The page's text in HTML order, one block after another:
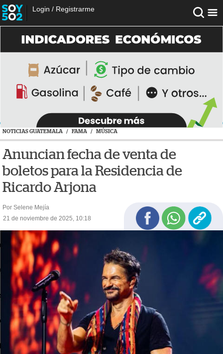
Login / Registrarme
NOTICIAS GUATEMALA / FAMA / MÚSICA
Anuncian fecha de venta de
boletos para la Residencia de
Ricardo Arjona
Por Selene Mejía
21 de noviembre de 2025, 10:18